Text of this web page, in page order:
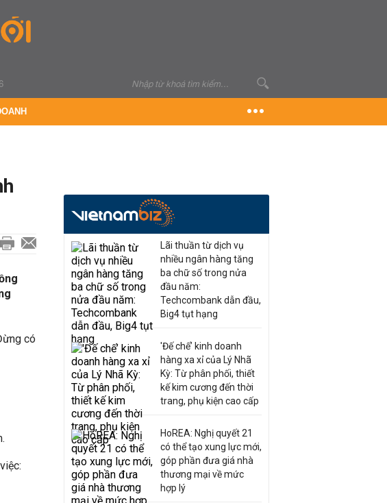
có
Lãi thuần từ dịch vụ
nhiều ngân hàng tăng
ba chữ số trong nửa
đầu năm:
Techcombank dẫn đầu,
Big4 tụt hạng
'Đế chế’ kinh doanh
hàng xa xỉ của Lý Nhã
Kỳ: Từ phân phối, thiết
kế kim cương đến thời
trang, phụ kiện cao cấp
HoREA: Nghị quyết 21
có thể tạo xung lực mới,
góp phần đưa giá nhà
thương mại về mức
hợp lý